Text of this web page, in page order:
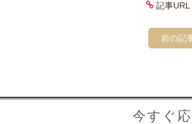
記事URL
前の記
今すぐ